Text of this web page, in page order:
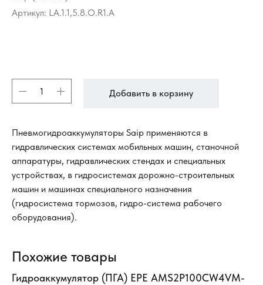
Артикул: LA.1.1,5.8.O.R1.A
Добавить в корзину
Пневмогидроаккумуляторы Saip применяются в
гидравлических системах мобильных машин, станочной
аппаратуры, гидравлических стендах и специальных
устройствах, в гидросистемах дорожно-строительных
машин и машинах специального назначения
(гидросистема тормозов, гидро-система рабочего
оборудования).
Похожие товары
Гидроаккумулятор (ПГА) EPE AMS2P100CW4VM-